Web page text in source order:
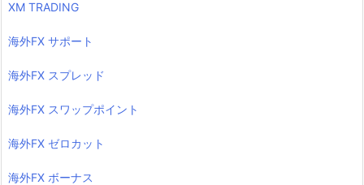
XM TRADING
海外FX サポート
海外FX スプレッド
海外FX スワップポイント
海外FX ゼロカット
海外FX ボーナス